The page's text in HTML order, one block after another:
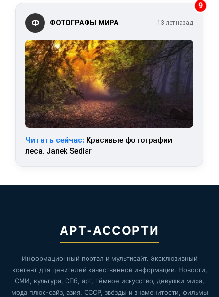
9
Ф ФОТОГРАФЫ МИРА 13 лет назад
Читать сейчас: Красивые фотографии
леса. Janek Sedlar
АРТ-АССОРТИ
Информационный портал и мультисайт. Эксклюзивный
контент для ценителей качественной информации. Новости,
СМИ, культура, СПб, арт, тёмное искусство, девушки мира,
мода плюс-сайз, азия, СССР, звёзды и знаменитости, фильмы